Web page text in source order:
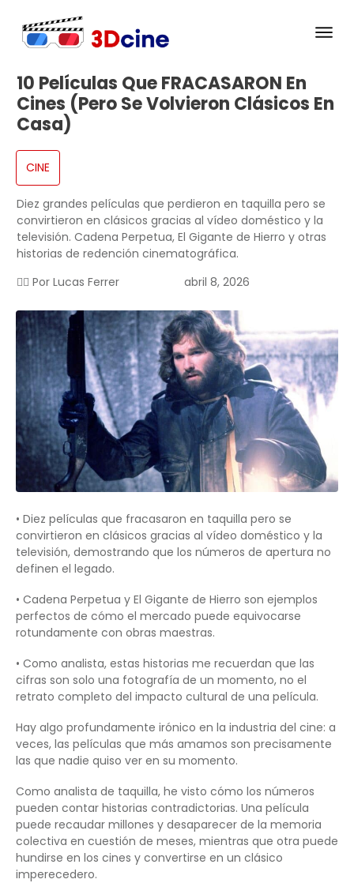
10 Películas Que FRACASARON En
Cines (pero Se Volvieron Clásicos En
Casa)
CINE
Diez grandes películas que perdieron en taquilla pero se
convirtieron en clásicos gracias al vídeo doméstico y la
televisión. Cadena Perpetua, El Gigante de Hierro y otras
historias de redención cinematográfica.
✍🏻 Por Lucas Ferrer abril 8, 2026
• Diez películas que fracasaron en taquilla pero se
convirtieron en clásicos gracias al vídeo doméstico y la
televisión, demostrando que los números de apertura no
definen el legado.
• Cadena Perpetua y El Gigante de Hierro son ejemplos
perfectos de cómo el mercado puede equivocarse
rotundamente con obras maestras.
• Como analista, estas historias me recuerdan que las
cifras son solo una fotografía de un momento, no el
retrato completo del impacto cultural de una película.
Hay algo profundamente irónico en la industria del cine: a
veces, las películas que más amamos son precisamente
las que nadie quiso ver en su momento.
Como analista de taquilla, he visto cómo los números
pueden contar historias contradictorias. Una película
puede recaudar millones y desaparecer de la memoria
colectiva en cuestión de meses, mientras que otra puede
hundirse en los cines y convertirse en un clásico
imperecedero.